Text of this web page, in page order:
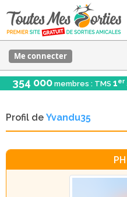
Me connecter
354 000 membres : TMS 1er
Profil de Yvandu35